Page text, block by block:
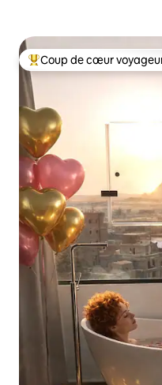
Coups de cœur
Coup de cœur